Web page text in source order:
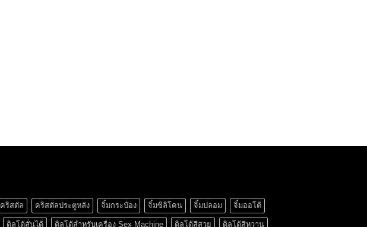
คริสตัล คริสตัลประตูหลัง จิ๋มกระป๋อง จิ๋มซิลิโคน จิ๋มปลอม จิ๋มออโต้
ดิลโด้สั่นได้ ดิลโด้สำหรับเครื่อง Sex Machine ดิลโด้สีสวย ดิลโด้สีหวาน